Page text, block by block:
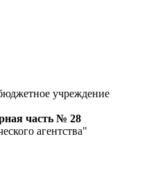
учреждение
часть № 28
агентства"